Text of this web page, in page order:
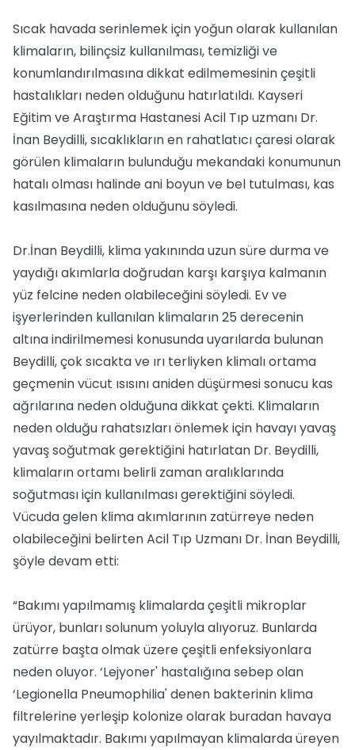
Sıcak havada serinlemek için yoğun olarak kullanılan
klimaların, bilinçsiz kullanılması, temizliği ve
konumlandırılmasına dikkat edilmemesinin çeşitli
hastalıkları neden olduğunu hatırlatıldı. Kayseri
Eğitim ve Araştırma Hastanesi Acil Tıp uzmanı Dr.
İnan Beydilli, sıcaklıkların en rahatlatıcı çaresi olarak
görülen klimaların bulunduğu mekandaki konumunun
hatalı olması halinde ani boyun ve bel tutulması, kas
kasılmasına neden olduğunu söyledi.
Dr.İnan Beydilli, klima yakınında uzun süre durma ve
yaydığı akımlarla doğrudan karşı karşıya kalmanın
yüz felcine neden olabileceğini söyledi. Ev ve
işyerlerinden kullanılan klimaların 25 derecenin
altına indirilmemesi konusunda uyarılarda bulunan
Beydilli, çok sıcakta ve ırı terliyken klimalı ortama
geçmenin vücut ısısını aniden düşürmesi sonucu kas
ağrılarına neden olduğuna dikkat çekti. Klimaların
neden olduğu rahatsızları önlemek için havayı yavaş
yavaş soğutmak gerektiğini hatırlatan Dr. Beydilli,
klimaların ortamı belirli zaman aralıklarında
soğutması için kullanılması gerektiğini söyledi.
Vücuda gelen klima akımlarının zatürreye neden
olabileceğini belirten Acil Tıp Uzmanı Dr. İnan Beydilli,
şöyle devam etti:
“Bakımı yapılmamış klimalarda çeşitli mikroplar
ürüyor, bunları solunum yoluyla alıyoruz. Bunlarda
zatürre başta olmak üzere çeşitli enfeksiyonlara
neden oluyor. ‘Lejyoner' hastalığına sebep olan
‘Legionella Pneumophilia' denen bakterinin klima
filtrelerine yerleşip kolonize olarak buradan havaya
yayılmaktadır. Bakımı yapılmayan klimalarda üreyen